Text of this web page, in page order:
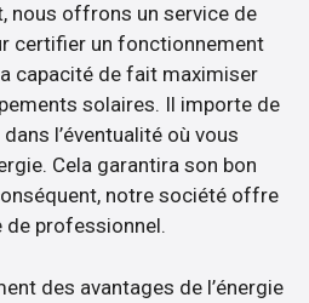
nous offrons un service de
certifier un fonctionnement
capacité de fait maximiser
solaires. Il importe de
l’éventualité où vous
Cela garantira son bon
notre société offre
de professionnel.
des avantages de l’énergie